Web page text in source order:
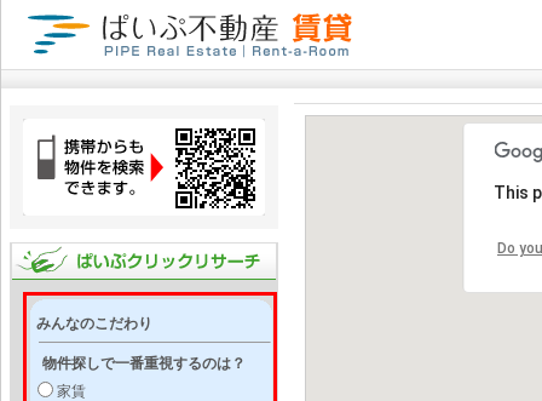
みんなのこだわり
物件探しで一番重視するのは？
家賃
This
Do